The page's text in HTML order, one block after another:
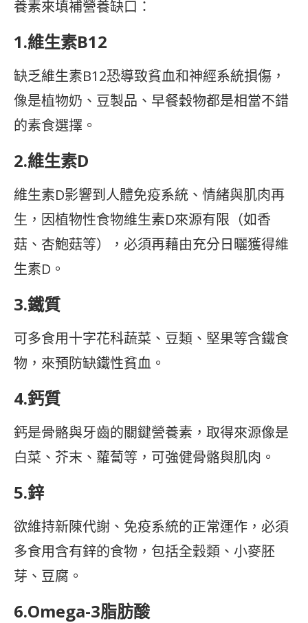
養素來填補營養缺口：
1.維生素B12
缺乏維生素B12恐導致貧血和神經系統損傷，
像是植物奶、豆製品、早餐穀物都是相當不錯
的素食選擇。
2.維生素D
維生素D影響到人體免疫系統、情緒與肌肉再
生，因植物性食物維生素D來源有限（如香
菇、杏鮑菇等），必須再藉由充分日曬獲得維
生素D。
3.鐵質
可多食用十字花科蔬菜、豆類、堅果等含鐵食
物，來預防缺鐵性貧血。
4.鈣質
鈣是骨骼與牙齒的關鍵營養素，取得來源像是
白菜、芥末、蘿蔔等，可強健骨骼與肌肉。
5.鋅
欲維持新陳代謝、免疫系統的正常運作，必須
多食用含有鋅的食物，包括全穀類、小麥胚
芽、豆腐。
6.Omega-3脂肪酸